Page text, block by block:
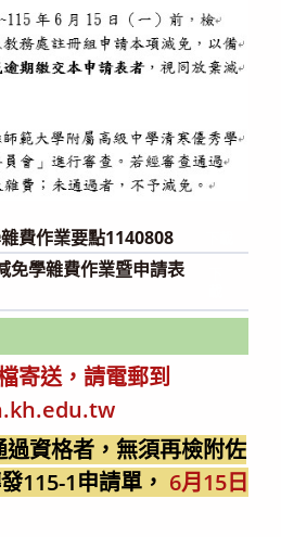
費作業要點1140808
免學雜費作業暨申請表
寄送，請電郵到
資格者，無須再檢附佐
115-1申請單， 6月15日